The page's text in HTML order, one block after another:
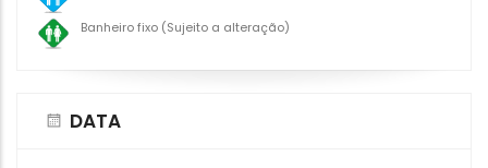
Banheiro fixo (Sujeito a alteração)
DATA